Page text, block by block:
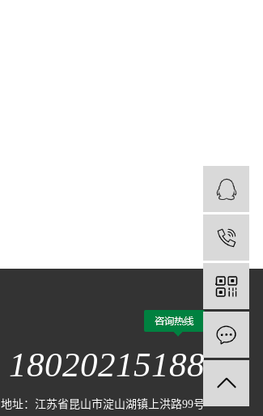
18020215188
地址：江苏省昆山市淀山湖镇上洪路99号